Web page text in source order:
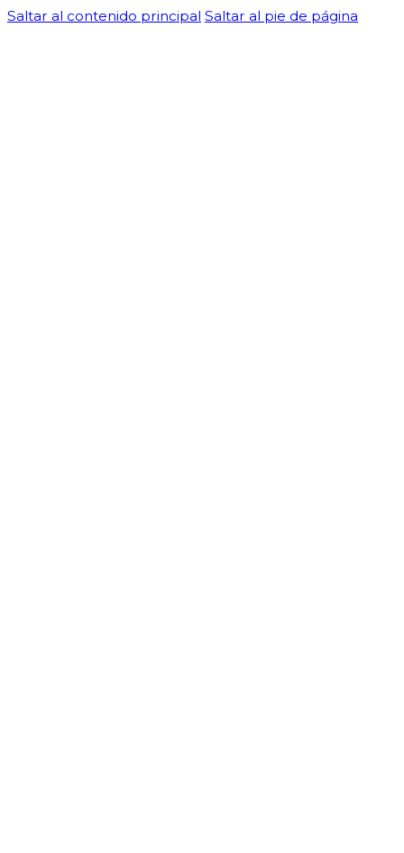
Saltar al contenido principal Saltar al pie de página